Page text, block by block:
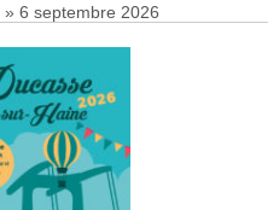
» 6 septembre 2026